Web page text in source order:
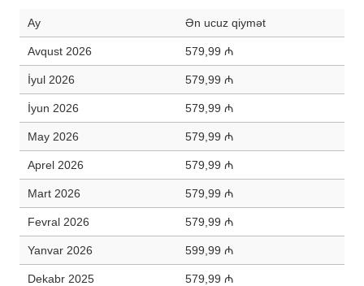
Ay Ən ucuz qiymət
Avqust 2026 579,99 ₼
İyul 2026 579,99 ₼
İyun 2026 579,99 ₼
May 2026 579,99 ₼
Aprel 2026 579,99 ₼
Mart 2026 579,99 ₼
Fevral 2026 579,99 ₼
Yanvar 2026 599,99 ₼
Dekabr 2025 579,99 ₼